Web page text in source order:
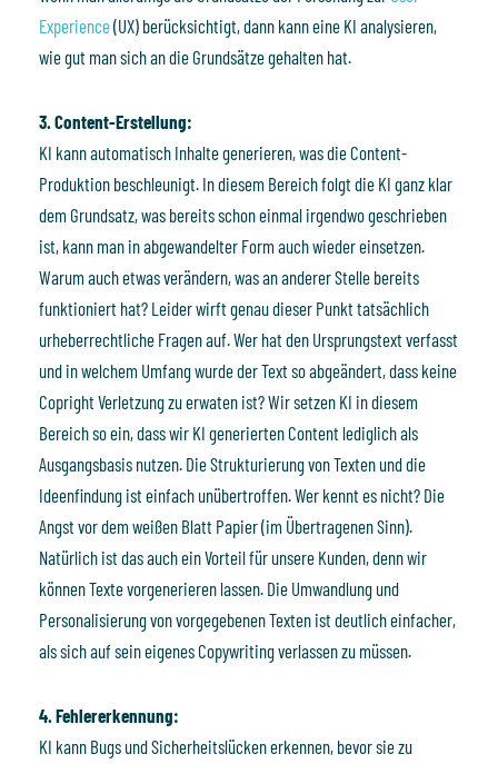
Experience(UX) berücksichtigt, dann kann eine KI analysieren,
wie gut man sich an die Grundsätze gehalten hat.
3. Content-Erstellung:
KI kann automatisch Inhalte generieren, was die Content-
Produktion beschleunigt. In diesem Bereich folgt die KI ganz klar
dem Grundsatz, was bereits schon einmal irgendwo geschrieben
ist, kann man in abgewandelter Form auch wieder einsetzen.
Warum auch etwas verändern, was an anderer Stelle bereits
funktioniert hat? Leider wirft genau dieser Punkt tatsächlich
urheberrechtliche Fragen auf. Wer hat den Ursprungstext verfasst
und in welchem Umfang wurde der Text so abgeändert, dass keine
Copright Verletzung zu erwaten ist? Wir setzen KI in diesem
Bereich so ein, dass wir KI generierten Content lediglich als
Ausgangsbasis nutzen. Die Strukturierung von Texten und die
Ideenfindung ist einfach unübertroffen. Wer kennt es nicht? Die
Angst vor dem weißen Blatt Papier (im Übertragenen Sinn).
Natürlich ist das auch ein Vorteil für unsere Kunden, denn wir
können Texte vorgenerieren lassen. Die Umwandlung und
Personalisierung von vorgegebenen Texten ist deutlich einfacher,
als sich auf sein eigenes Copywriting verlassen zu müssen.
4. Fehlererkennung:
KI kann Bugs und Sicherheitslücken erkennen, bevor sie zu